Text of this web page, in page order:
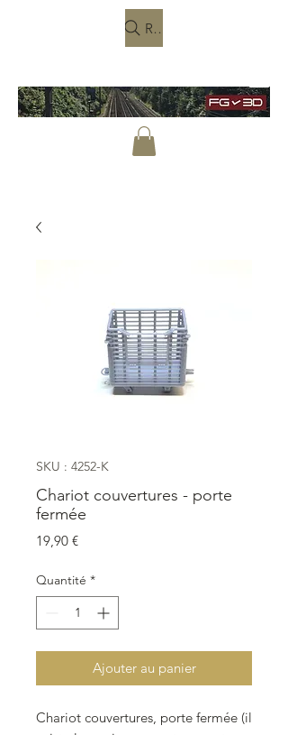
Rechercher
SKU : 4252-K
Chariot couvertures - porte
fermée
19,90 €Prix
Quantité *
Ajouter au panier
Chariot couvertures, porte fermée (il